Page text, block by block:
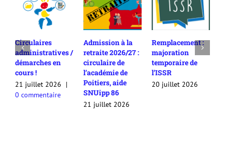
Circulaires
administratives /
démarches en
cours !
21 juillet 2026
|
0 commentaire
Admission à la
retraite 2026/27 :
circulaire de
l’académie de
Poitiers, aide
SNUipp 86
21 juillet 2026
Remplacement :
majoration
temporaire de
l’ISSR
20 juillet 2026